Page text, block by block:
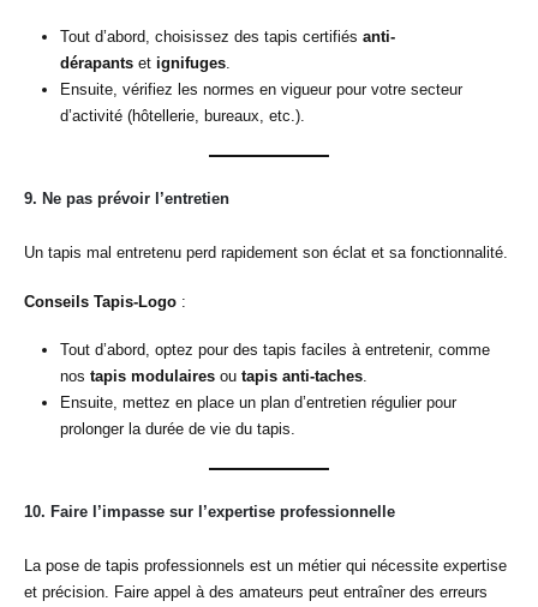
Tout d’abord, choisissez des tapis certifiés anti-
dérapantset ignifuges.
Ensuite, vérifiez les normes en vigueur pour votre secteur
d’activité (hôtellerie, bureaux, etc.).
9. Ne pas prévoir l’entretien
Un tapis mal entretenu perd rapidement son éclat et sa fonctionnalité.
Conseils Tapis-Logo :
Tout d’abord, optez pour des tapis faciles à entretenir, comme
nos tapis modulairesou tapis anti-taches.
Ensuite, mettez en place un plan d’entretien régulier pour
prolonger la durée de vie du tapis.
10. Faire l’impasse sur l’expertise professionnelle
La pose de tapis professionnels est un métier qui nécessite expertise
et précision. Faire appel à des amateurs peut entraîner des erreurs